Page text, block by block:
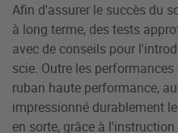
Afin d'assurer le succès du
à long terme, des tests
avec de conseils pour
scie. Outre les
ruban haute performance,
impressionné durablement
en sorte, grâce à